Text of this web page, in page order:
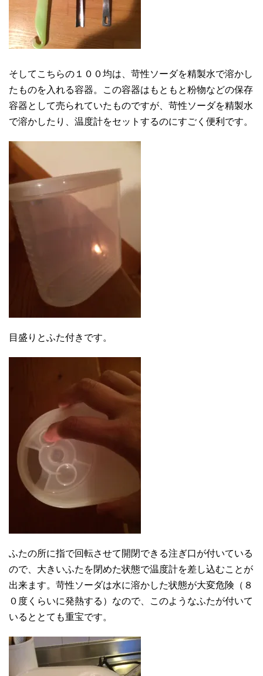
そしてこちらの１００均は、苛性ソーダを精製水で溶かし
たものを入れる容器。この容器はもともと粉物などの保存
容器として売られていたものですが、苛性ソーダを精製水
で溶かしたり、温度計をセットするのにすごく便利です。
目盛りとふた付きです。
ふたの所に指で回転させて開閉できる注ぎ口が付いている
ので、大きいふたを閉めた状態で温度計を差し込むことが
出来ます。苛性ソーダは水に溶かした状態が大変危険（８
０度くらいに発熱する）なので、このようなふたが付いて
いるととても重宝です。